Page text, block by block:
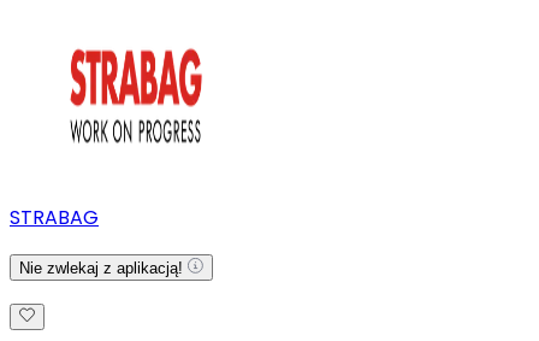
STRABAG
Nie zwlekaj z aplikacją!